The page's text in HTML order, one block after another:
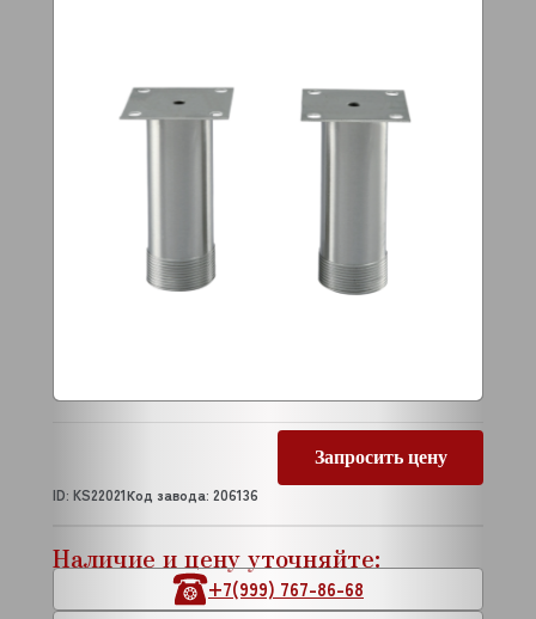
Запросить цену
ID: KS22021Код завода: 206136
Наличие и цену уточняйте:
+7(999) 767-86-68